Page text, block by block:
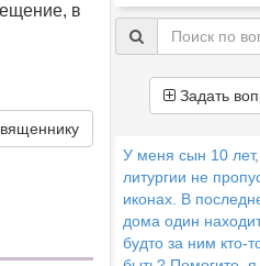
в
Задать
У меня сын 10 лет,
литургии не
иконах. В
дома один
будто за ним кто-